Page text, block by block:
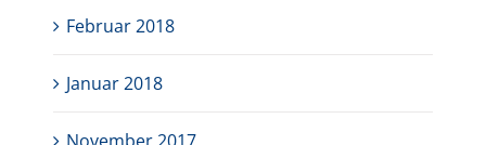
Februar 2018
Januar 2018
November 2017